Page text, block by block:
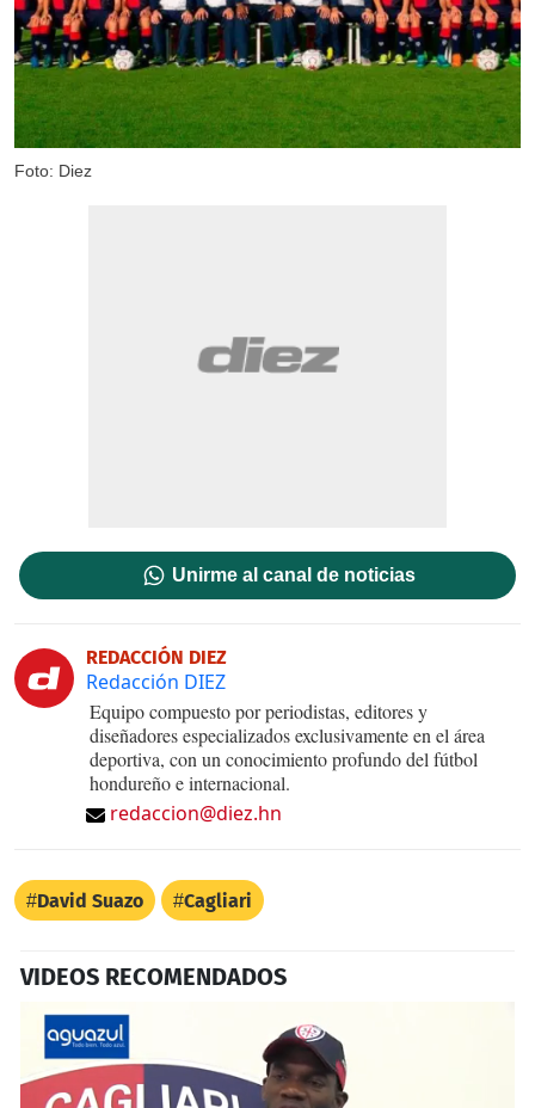
Foto: Diez
Unirme al canal de noticias
REDACCIÓN DIEZ
Redacción DIEZ
Equipo compuesto por periodistas, editores y
diseñadores especializados exclusivamente en el área
deportiva, con un conocimiento profundo del fútbol
hondureño e internacional.
redaccion@diez.hn
David Suazo Cagliari
VIDEOS RECOMENDADOS